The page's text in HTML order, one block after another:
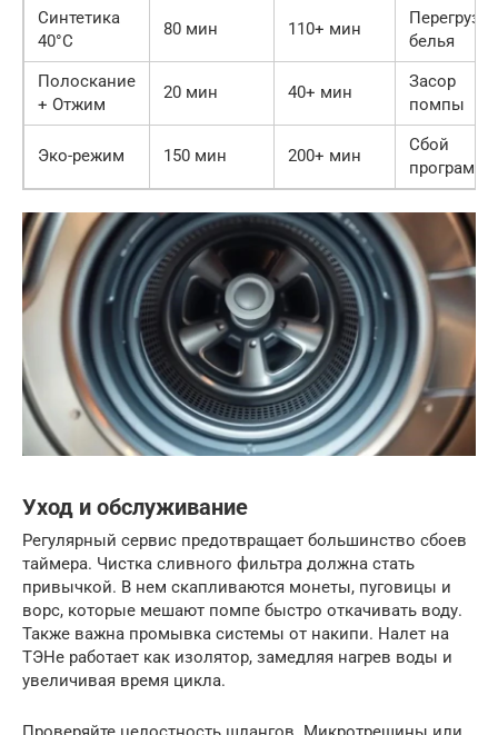
Синтетика
40°C
80 мин 110+ мин
Перегруз
белья
Полоскание
+ Отжим
20 мин 40+ мин
Засор
помпы
Эко-режим 150 мин 200+ мин
Сбой
Уход и обслуживание
Регулярный сервис предотвращает большинство сбоев
таймера. Чистка сливного фильтра должна стать
привычкой. В нем скапливаются монеты, пуговицы и
ворс, которые мешают помпе быстро откачивать воду.
Также важна промывка системы от накипи. Налет на
ТЭНе работает как изолятор, замедляя нагрев воды и
увеличивая время цикла.